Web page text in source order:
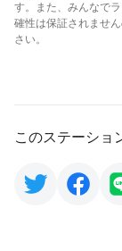
す。また、みんなで
確性は保証されませ
さい。
このステーショ